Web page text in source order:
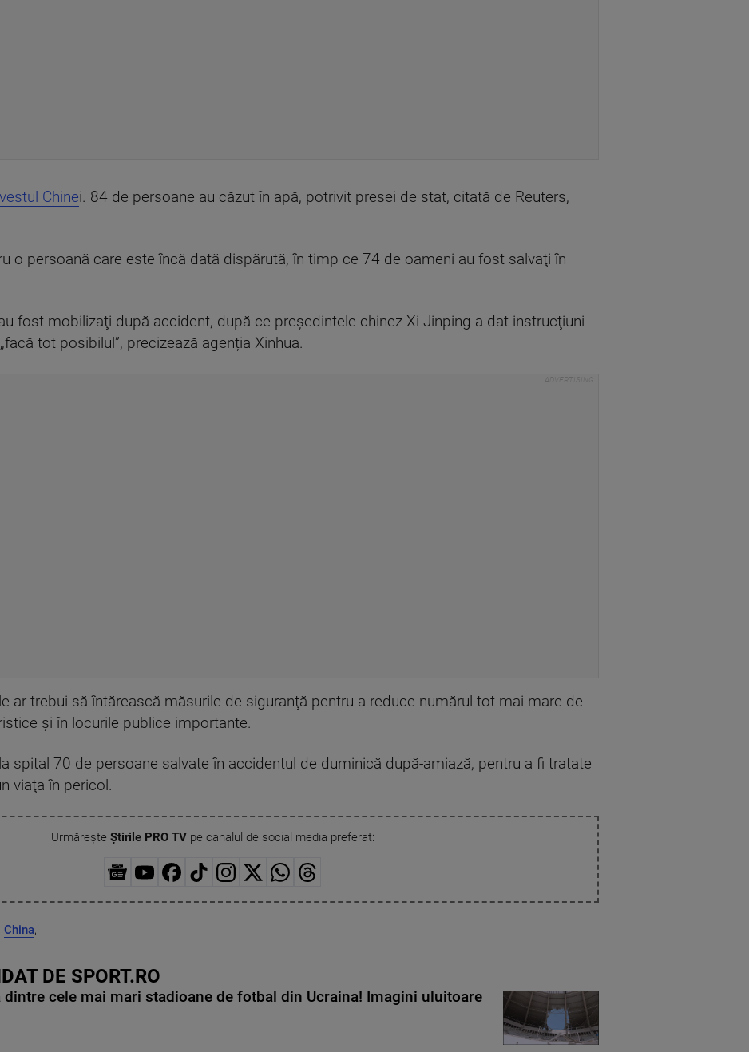
Chinei. 84 de persoane au căzut în apă, potrivit presei de stat, citată de Reuters,
o persoană care este încă dată dispărută, în timp ce 74 de oameni au fost salvaţi în
fost mobilizaţi după accident, după ce preşedintele chinez Xi Jinping a dat instrucţiuni
tot posibilul”, precizează agenția Xinhua.
ar trebui să întărească măsurile de siguranţă pentru a reduce numărul tot mai mare de
şi în locurile publice importante.
spital 70 de persoane salvate în accidentul de duminică după-amiază, pentru a fi tratate
viaţa în pericol.
Urmărește Știrile PRO TVpe canalul de social media preferat:
China,
DE SPORT.RO
cele mai mari stadioane de fotbal din Ucraina! Imagini uluitoare